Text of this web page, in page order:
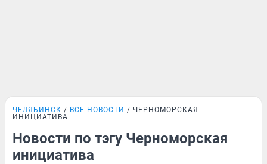
ЧЕЛЯБИНСК ВСЕ НОВОСТИ
ЧЕРНОМОРСКАЯ
ИНИЦИАТИВА
Новости по тэгу Черноморская
инициатива